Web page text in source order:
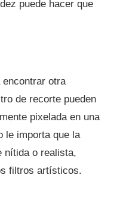
puede hacer que
otra
de recorte pueden
pixelada en una
le importa que la
nítida o realista,
filtros artísticos.